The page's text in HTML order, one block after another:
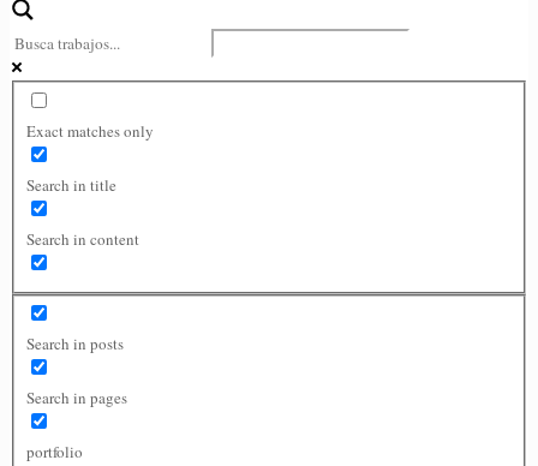
Exact matches only
Search in title
Search in content
Search in posts
Search in pages
portfolio